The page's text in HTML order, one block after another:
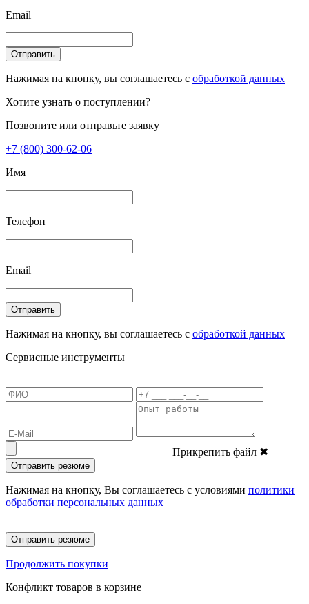
Email
Отправить
Нажимая на кнопку, вы соглашаетесь с обработкой данных
Хотите узнать о поступлении?
Позвоните или отправьте заявку
+7 (800) 300-62-06
Имя
Телефон
Email
Отправить
Нажимая на кнопку, вы соглашаетесь с обработкой данных
Сервисные инструменты
Прикрепить файл ✖
Отправить резюме
Нажимая на кнопку, Вы соглашаетесь с условиями политики
обработки персональных данных
Отправить резюме
Продолжить покупки
Конфликт товаров в корзине